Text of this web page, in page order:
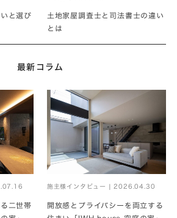
と選び
土地家屋調査士と司法書士の違い
とは
最新コラム
二世帯
施主様インタビュー | 2026.04.30
開放感とプライバシーを両立する